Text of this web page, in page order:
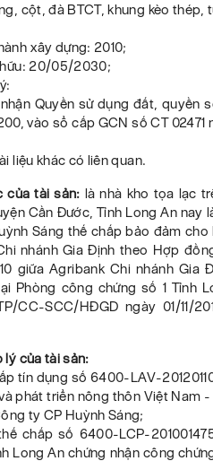
cột, đà BTCT, khung kèo
xây dựng: 2010;
hữu: 20/05/2030;
Quyền sử dụng đất, quyền
vào sổ cấp GCN số CT
liệu khác có liên quan.
của tài sản: là nhà kho tọa lạc
Cần Đước, Tỉnh Long An nay
Sáng thế chấp bảo đảm
nhánh Gia Định theo Hợp
giữa Agribank Chi nhánh
Phòng công chứng số 1 Tỉnh
CC-SCC/HĐGD ngày 01/
lý của tài sản:
tín dụng số 6400-LAV-
phát triển nông thôn Việt Nam
ty CP Huỳnh Sáng;
chấp số 6400-LCP-
Long An chứng nhận công